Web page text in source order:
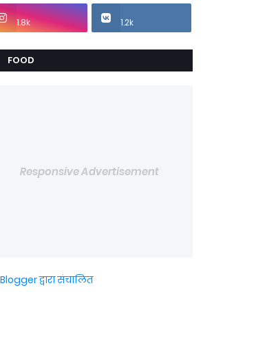
1.8k 1.2k
FOOD
Responsive Advertisement
Blogger द्वारा संचालित